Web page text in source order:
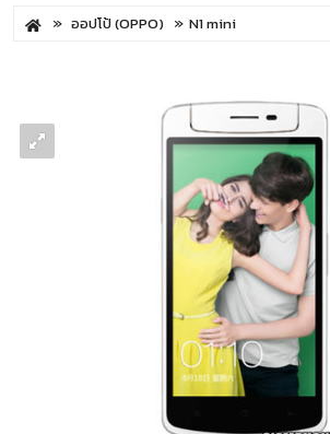
ออปโป้ (OPPO) N1 mini